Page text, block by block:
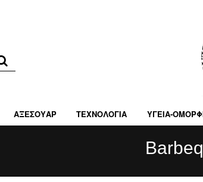
ΑΞΕΣΟΥΑΡ ΤΕΧΝΟΛΟΓΙΑ ΥΓΕΙΑ-